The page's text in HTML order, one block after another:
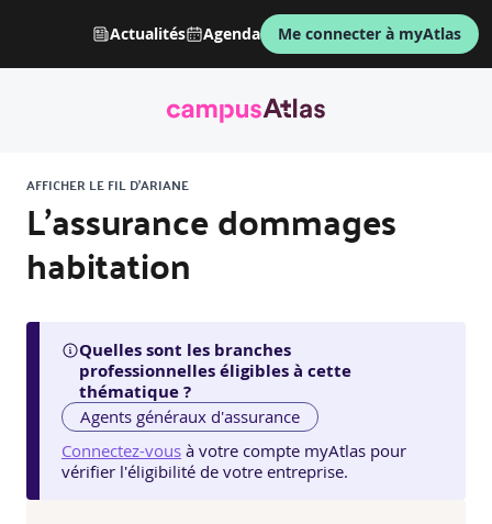
Actualités Agenda Me connecter à myAtlas
AFFICHER LE FIL D'ARIANE
L'assurance dommages
habitation
Quelles sont les branches
professionnelles éligibles à cette
thématique ?
Agents généraux d'assurance
Connectez-vous à votre compte myAtlas pour
vérifier l'éligibilité de votre entreprise.